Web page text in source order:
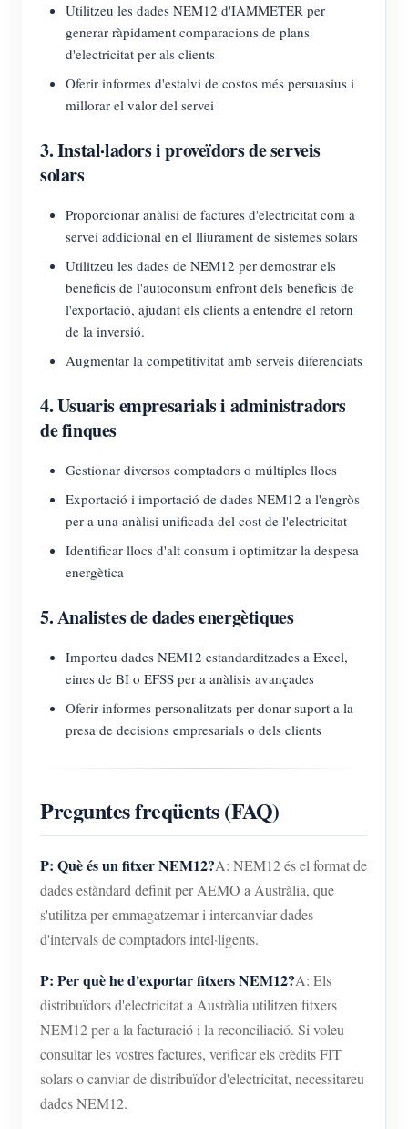
Utilitzeu les dades NEM12 d'IAMMETER per
generar ràpidament comparacions de plans
d'electricitat per als clients
Oferir informes d'estalvi de costos més persuasius i
millorar el valor del servei
3. Instal·ladors i proveïdors de serveis
solars
Proporcionar anàlisi de factures d'electricitat com a
servei addicional en el lliurament de sistemes solars
Utilitzeu les dades de NEM12 per demostrar els
beneficis de l'autoconsum enfront dels beneficis de
l'exportació, ajudant els clients a entendre el retorn
de la inversió.
Augmentar la competitivitat amb serveis diferenciats
4. Usuaris empresarials i administradors
de finques
Gestionar diversos comptadors o múltiples llocs
Exportació i importació de dades NEM12 a l'engròs
per a una anàlisi unificada del cost de l'electricitat
Identificar llocs d'alt consum i optimitzar la despesa
energètica
5. Analistes de dades energètiques
Importeu dades NEM12 estandarditzades a Excel,
eines de BI o EFSS per a anàlisis avançades
Oferir informes personalitzats per donar suport a la
presa de decisions empresarials o dels clients
Preguntes freqüents (FAQ)
P: Què és un fitxer NEM12?A: NEM12 és el format de
dades estàndard definit per AEMO a Austràlia, que
s'utilitza per emmagatzemar i intercanviar dades
d'intervals de comptadors intel·ligents.
P: Per què he d'exportar fitxers NEM12?A: Els
distribuïdors d'electricitat a Austràlia utilitzen fitxers
NEM12 per a la facturació i la reconciliació. Si voleu
consultar les vostres factures, verificar els crèdits FIT
solars o canviar de distribuïdor d'electricitat, necessitareu
dades NEM12.